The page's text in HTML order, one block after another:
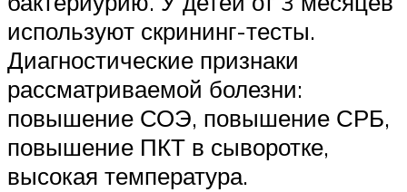
используют скрининг-тесты.
Диагностические признаки
рассматриваемой болезни:
повышение СОЭ, повышение СРБ,
повышение ПКТ в сыворотке,
высокая температура.